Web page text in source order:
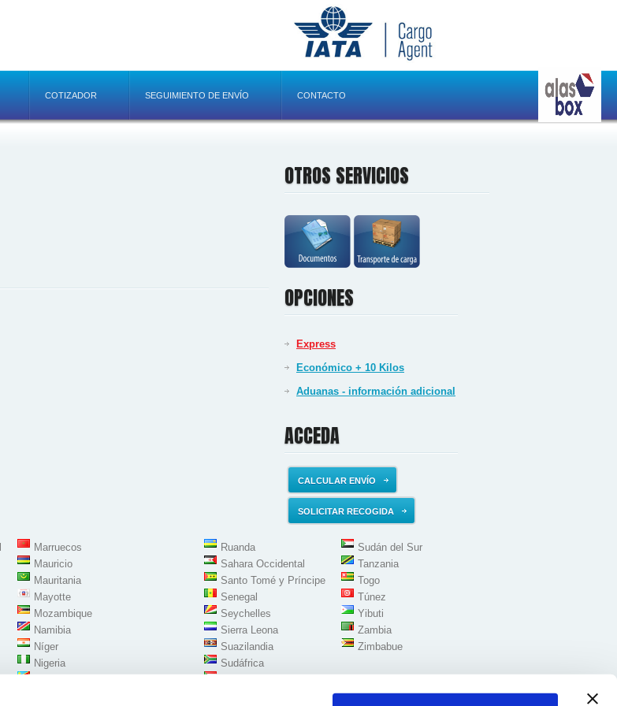
COTIZADOR SEGUIMIENTO DE ENVÍO CONTACTO
OTROS SERVICIOS
OPCIONES
Express
Económico + 10 Kilos
Aduanas - información adicional
ACCEDA
CALCULAR ENVÍO
SOLICITAR RECOGIDA
Marruecos
Mauricio
Mauritania
Mayotte
Mozambique
Namibia
Níger
Nigeria
Ruanda
Sahara Occidental
Santo Tomé y Príncipe
Senegal
Seychelles
Sierra Leona
Suazilandia
Sudáfrica
Sudán del Sur
Tanzania
Togo
Túnez
Yibuti
Zambia
Zimbabue